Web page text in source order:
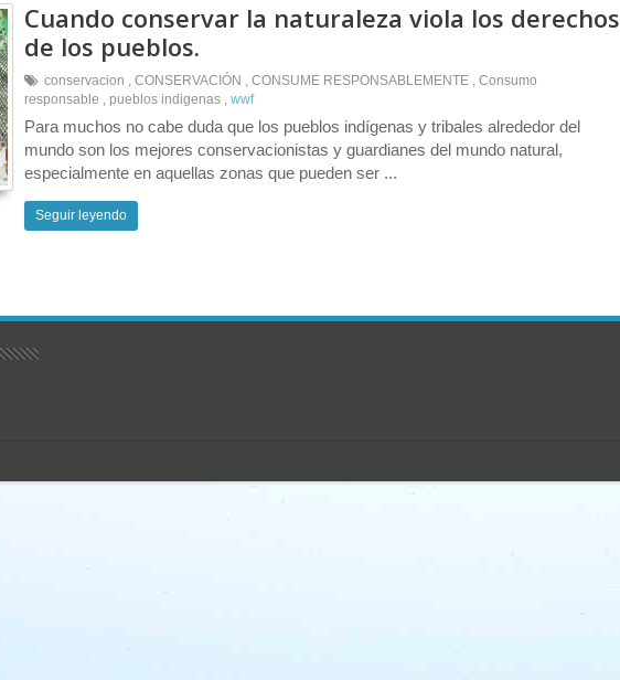
Cuando conservar la naturaleza viola los derechos
de los pueblos.
conservacion , CONSERVACIÓN , CONSUME RESPONSABLEMENTE , Consumo
responsable , pueblos indigenas , wwf
Para muchos no cabe duda que los pueblos indígenas y tribales alrededor del
mundo son los mejores conservacionistas y guardianes del mundo natural,
especialmente en aquellas zonas que pueden ser ...
Seguir leyendo